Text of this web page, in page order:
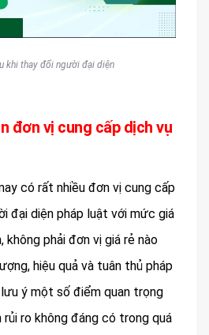
khi thay đổi người đại diện
đơn vị cung cấp dịch vụ
có rất nhiều đơn vị cung cấp
đại diện pháp luật với mức giá
không phải đơn vị giá rẻ nào
hiệu quả và tuân thủ pháp
lưu ý một số điểm quan trọng
ro không đáng có trong quá